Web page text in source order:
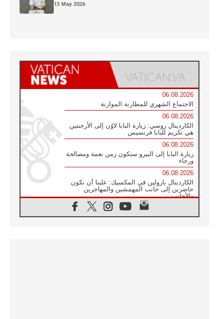
13 May 2026
06.08.2026
الاجتماع الشهري للمطارنة الموارنة
06.08.2026
الكاردينال روسي: زيارة البابا لاوُن إلى الأرجنتين
هي تكريم للبابا فرنسيس
06.08.2026
زيارة البابا إلى البيرو ستكون زمن نعمة ومصالحة
ورجاء
06.08.2026
الكاردينال بارولين في المكسيك: علينا أن نكون
حاضرين إلى جانب المهمشين والمهاجرين
والأجانب
البابا لاوُن الرابع عشر للشباب في أسيزي: